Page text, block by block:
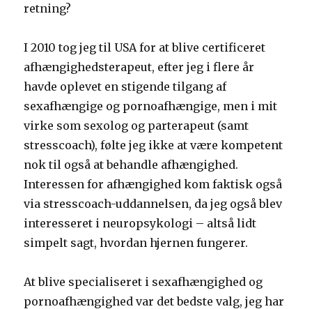
retning?
I 2010 tog jeg til USA for at blive certificeret
afhængighedsterapeut, efter jeg i flere år
havde oplevet en stigende tilgang af
sexafhængige og pornoafhængige, men i mit
virke som sexolog og parterapeut (samt
stresscoach), følte jeg ikke at være kompetent
nok til også at behandle afhængighed.
Interessen for afhængighed kom faktisk også
via stresscoach-uddannelsen, da jeg også blev
interesseret i neuropsykologi – altså lidt
simpelt sagt, hvordan hjernen fungerer.
At blive specialiseret i sexafhængighed og
pornoafhængighed var det bedste valg, jeg har